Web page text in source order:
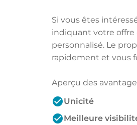
Si vous êtes
indiquant votre offre
personnalisé. Le
rapidement et vous
Aperçu des
check_circleUnicité
check_circleMeilleure